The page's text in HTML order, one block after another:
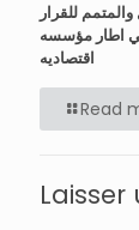
الوزاري رقم 008 المعدل والمتمم للقرار
في اطار مؤسسه
اقتصاديه
Read